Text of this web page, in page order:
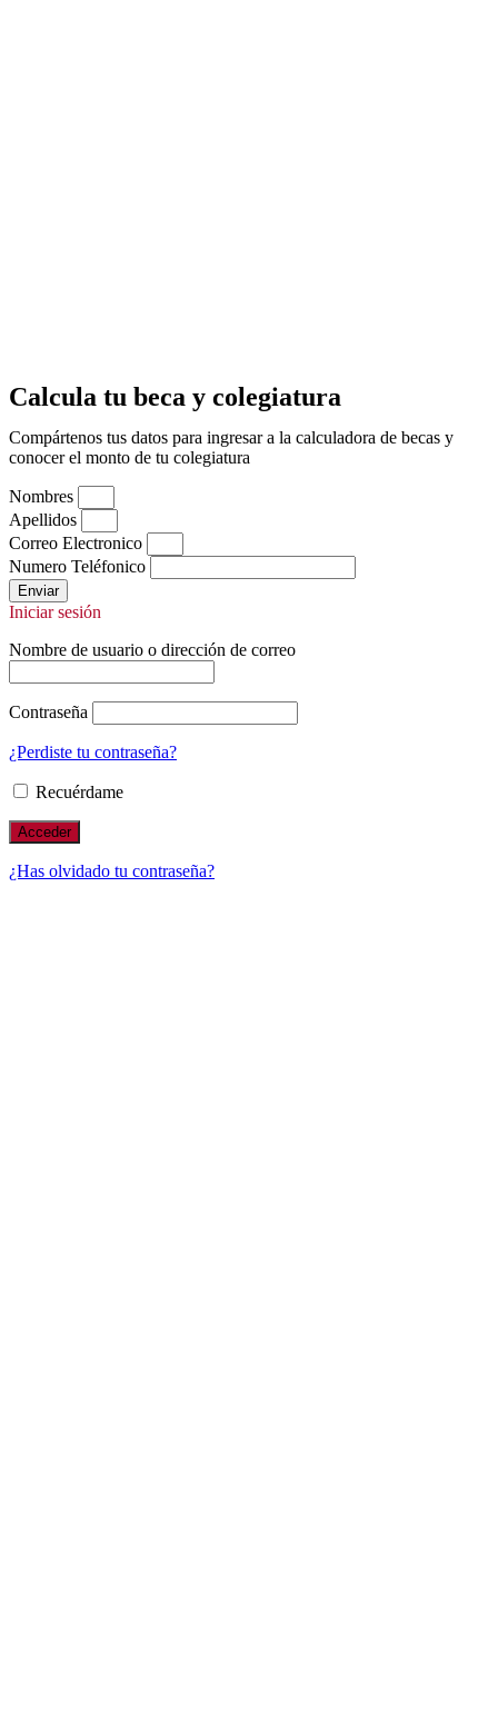
Calcula tu beca y colegiatura
Compártenos tus datos para ingresar a la calculadora de becas y
conocer el monto de tu colegiatura
Nombres
Apellidos
Correo Electronico
Numero Teléfonico
Enviar
Iniciar sesión
Nombre de usuario o dirección de correo
Contraseña
¿Perdiste tu contraseña?
Recuérdame
¿Has olvidado tu contraseña?